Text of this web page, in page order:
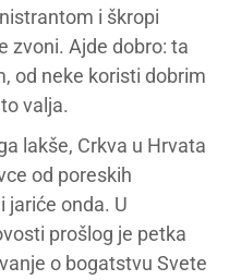
i škropi
zvoni. Ajde dobro: ta
od neke koristi dobrim
valja.
lakše, Crkva u Hrvata
od poreskih
jariće onda. U
prošlog je petka
o bogatstvu Svete